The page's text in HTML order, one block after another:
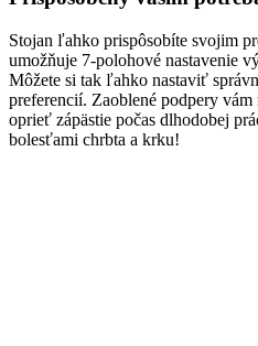
Stojan ľahko prispôsobíte svojim
umožňuje 7-polohové nastavenie
Môžete si tak ľahko nastaviť
preferencií. Zaoblené podpery
oprieť zápästie počas dlhodobej
bolesťami chrbta a krku!